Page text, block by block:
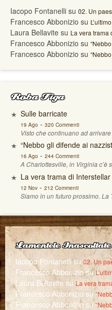
Iacopo Fontanelli su 02. Un
Francesco Abbonizio su
Laura Bellavite su La vera trama
Francesco Abbonizio su
Francesco Abbonizio su
Roba Figa
Sulle barricate
19 Ago - 320 Commenti
Visto che continuano ad
“Nebbo gli difende ai
16 Ago - 244 Commenti
A Charlottesville, in Virginia c’è
La vera trama di Interstellar
12 Nov- 212 Commenti
Siamo in un futuro prossimo. La
Lamentele Inascoltate
Iacopo Fontanellisu02. Un
Francesco Abboniziosu
Laura Bellavite su La vera
Francesco Abbonizio su
Francesco Abbonizio su